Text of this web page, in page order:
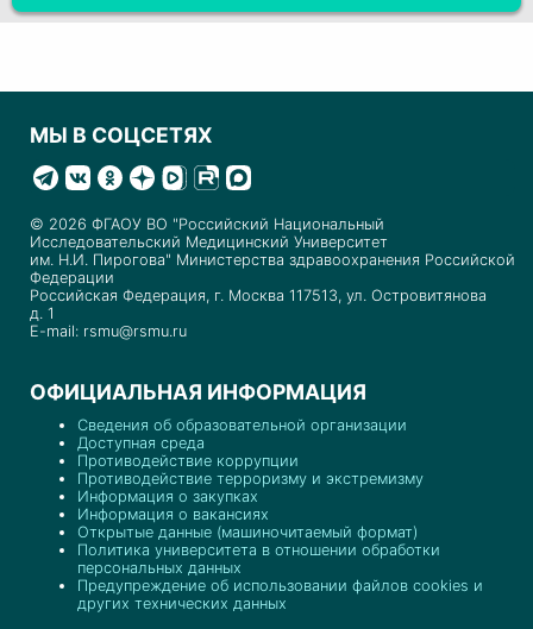
МЫ В СОЦСЕТЯХ
© 2026 ФГАОУ ВО "Российский Национальный
Исследовательский Медицинский Университет
им. Н.И. Пирогова" Министерства здравоохранения Российской
Федерации
Российская Федерация, г. Москва 117513, ул. Островитянова
д. 1
E-mail: rsmu@rsmu.ru
ОФИЦИАЛЬНАЯ ИНФОРМАЦИЯ
Сведения об образовательной организации
Доступная среда
Противодействие коррупции
Противодействие терроризму и экстремизму
Информация о закупках
Информация о вакансиях
Открытые данные (машиночитаемый формат)
Политика университета в отношении обработки
персональных данных
Предупреждение об использовании файлов cookies и
других технических данных